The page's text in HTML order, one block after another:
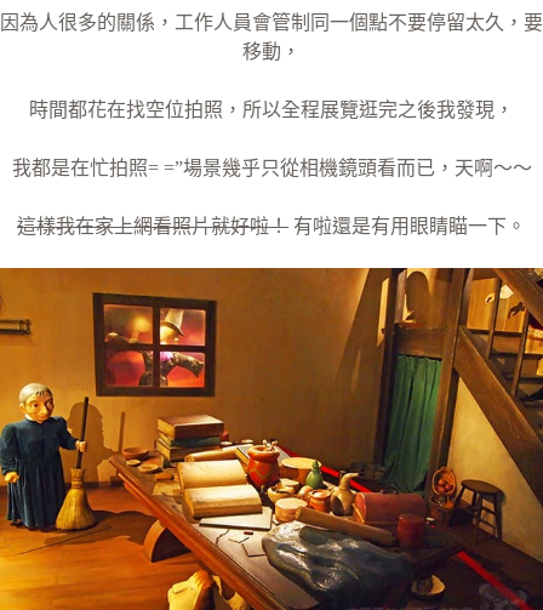
因為人很多的關係，工作人員會管制同一個點不要停留太久，要
移動，
時間都花在找空位拍照，所以全程展覽逛完之後我發現，
我都是在忙拍照= =”場景幾乎只從相機鏡頭看而已，天啊～～
這樣我在家上網看照片就好啦！ 有啦還是有用眼睛瞄一下。